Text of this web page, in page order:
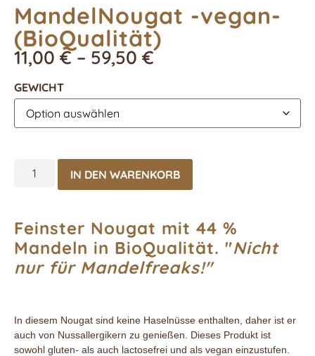
MandelNougat -vegan-
(BioQualität)
11,00 €– 59,50 €
GEWICHT
IN DEN WARENKORB
Feinster Nougat mit 44 %
Mandeln in BioQualität. "Nicht
nur für Mandelfreaks!"
In diesem Nougat sind keine Haselnüsse enthalten, daher ist er
auch von Nussallergikern zu genießen. Dieses Produkt ist
sowohl gluten- als auch lactosefrei und als vegan einzustufen.